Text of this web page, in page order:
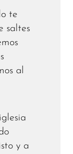
te
saltes
al
y a